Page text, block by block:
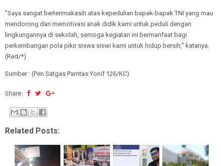
“Saya sangat berterimakasih atas kepedulian bapak-bapak TNI yang mau
mendorong dan memotivasi anak didik kami untuk peduli dengan
lingkungannya di sekolah, semoga kegiatan ini bermanfaat bagi
perkembangan pola pikir siswa siswi kami untuk hidup bersih,” katanya.
(Red/*)
Sumber : (Pen Satgas Pamtas Yonif 126/KC)
Share:
Related Posts: